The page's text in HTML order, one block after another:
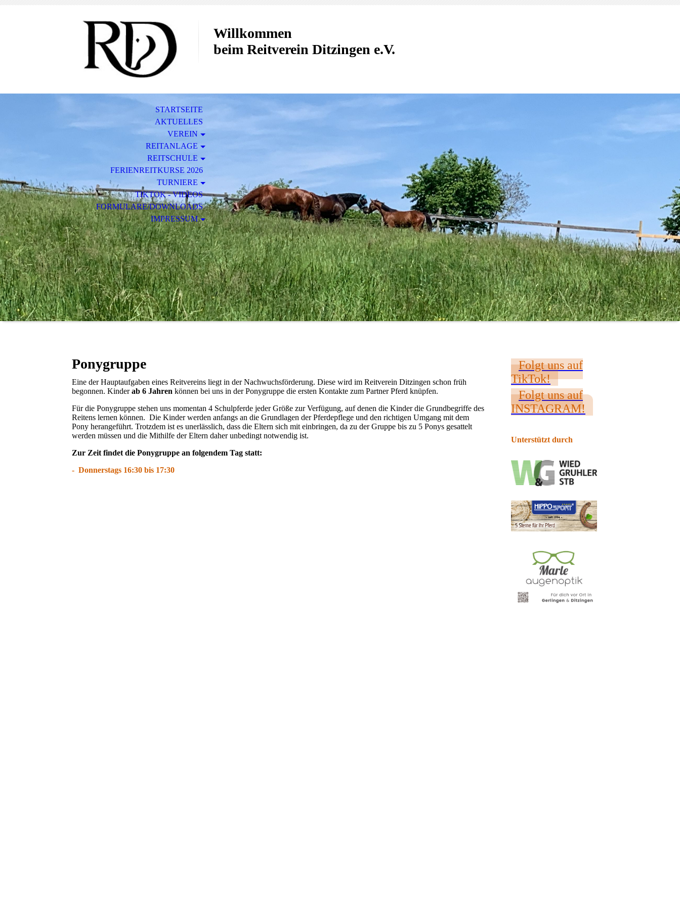
Willkommen
beim Reitverein Ditzingen e.V.
STARTSEITE
AKTUELLES
VEREIN
REITANLAGE
REITSCHULE
FERIENREITKURSE 2026
TURNIERE
TIKTOK - VIDEOS
FORMULARE/DOWNLOADS
IMPRESSUM
Ponygruppe
Eine der Hauptaufgaben eines Reitvereins liegt in der Nachwuchsförderung. Diese wird im Reitverein Ditzingen schon früh
begonnen. Kinderab 6 Jahren können bei uns in der Ponygruppe die ersten Kontakte zum Partner Pferd knüpfen.
Für die Ponygruppe stehen uns momentan 4 Schulpferde jeder Größe zur Verfügung, auf denen die Kinder die Grundbegriffe des
Reitens lernen können. Die Kinder werden anfangs an die Grundlagen der Pferdepflege und den richtigen Umgang mit dem
Pony herangeführt. Trotzdem ist es unerlässlich, dass die Eltern sich mit einbringen, da zu der Gruppe bis zu 5 Ponys gesattelt
werden müssen und die Mithilfe der Eltern daher unbedingt notwendig ist.
Zur Zeit findet die Ponygruppe an folgendem Tag statt:
- Donnerstags 16:30 bis 17:30
Folgt uns auf
TikTok!
Folgt uns auf
INSTAGRAM!
Unterstützt durch